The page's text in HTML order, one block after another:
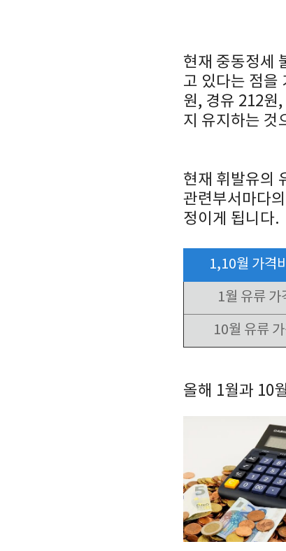
현재 중동정세
고 있다는 점을
원, 경유 212원
지 유지하는 것
현재 휘발유의
관련부서마다
정이게 됩니다.
1,10월 가격
1월 유류 가
10월 유류
올해 1월과 10